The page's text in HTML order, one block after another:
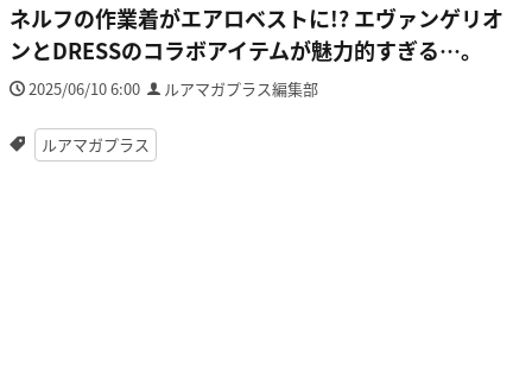
ネルフの作業着がエアロベストに!? エヴァンゲリオ
ンとDRESSのコラボアイテムが魅力的すぎる…。
2025/06/10 6:00 ルアマガプラス編集部
ルアマガプラス